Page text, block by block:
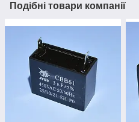
Подібні товари компанії